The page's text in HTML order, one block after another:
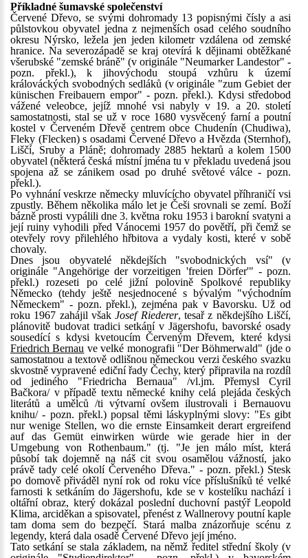
Příkladné šumavské společenství
Červené Dřevo, se svými dohromady 13 popisnými čísly a asi
půlstovkou obyvatel jedna z nejmenších osad celého soudního
okresu Nýrsko, ležela jen jeden kilometr vzdálena od zemské
hranice. Na severozápadě se kraj otevírá k dějinami obtěžkané
všerubské "zemské bráně" (v originále "Neumarker Landestor" -
pozn. překl.), k jihovýchodu stoupá vzhůru k území
králováckých svobodných sedláků (v originále "zum Gebiet der
künischen Freibauern empor" - pozn. překl.). Kdysi středobod
vážené veleobce, jejíž mnohé vsi nabyly v 19. a 20. století
samostatnosti, stal se už v roce 1680 vysvěcený farní a poutní
kostel v Červeném Dřevě centrem obce Chudenín (Chudiwa),
Fleky (Flecken) s osadami Červené Dřevo a Hvězda (Sternhof),
Liščí, Sruby a Pláně; dohromady 2885 hektarů a kolem 1500
obyvatel (některá česká místní jména tu v překladu uvedená jsou
spojena až se zánikem osad po druhé světové válce - pozn.
překl.).
Po vyhnání veskrze německy mluvícícho obyvatel příhraničí vsi
zpustly. Během několika málo let je Češi srovnali se zemí. Boží
bázně prosti vypálili dne 3. května roku 1953 i barokní svatyni a
její ruiny vyhodili před Vánocemi 1957 do povětří, při čemž se
otevřely rovy přilehlého hřbitova a vydaly kosti, které v sobě
chovaly.
Dnes jsou obyvatelé někdejších "svobodnických vsí" (v
originále "Angehörige der vorzeitigen 'freien Dörfer'" - pozn.
překl.) rozeseti po celé jižní polovině Spolkové republiky
Německo (tehdy ještě nesjednocené s bývalým "východním
Německem" - pozn. překl.), zejména pak v Bavorsku. Už od
roku 1967 zahájil všakJosef Riederer, tesař z někdejšího Liščí,
plánovitě budovat tradici setkání v Jägershofu, bavorské osady
sousedící s kdysi kvetoucím Červeným Dřevem, které kdysi
Friedrich Bernau ve velké monografii "Der Böhmerwald" (jde o
samostatnou a textově odlišnou německou verzi českého svazku
skvostně vypravené ediční řady Čechy, který připravila na rozdíl
od jediného "Friedricha Bernaua" /vl.jm. Přemysl Cyril
Bačkora/ v případě textu německé knihy celá plejáda českých
literátů a umělců /ti výtvarní ovšem ilustrovali i Bernauovu
knihu/ - pozn. překl.) popsal těmi láskyplnými slovy: "Es gibt
nur wenige Stellen, wo die ernste Einsamkeit derart ergreifend
auf das Gemüt einwirken würde wie gerade hier in der
Umgebung von Rothenbaum." (tj. "Je jen málo míst, která
působí tak dojemně na náš cit svou osamělou vážností, jako
právě tady celé okolí Červeného Dřeva." - pozn. překl.) Stesk
po domově přiváděl nyní rok od roku více příslušníků té velké
farnosti k setkáním do Jägershofu, kde se v kostelíku nachází i
oltářní obraz, který dokázal poslední duchovní pastýř Leopold
Klima, arciděkan a spisovatel, přenést z Wallnerovy poutní kaple
tam doma sem do bezpečí. Stará malba znázorňuje scénu z
legendy, která dala osadě Červené Dřevo její jméno.
Tato setkání se stala základem, na němž ředitel střední školy (v